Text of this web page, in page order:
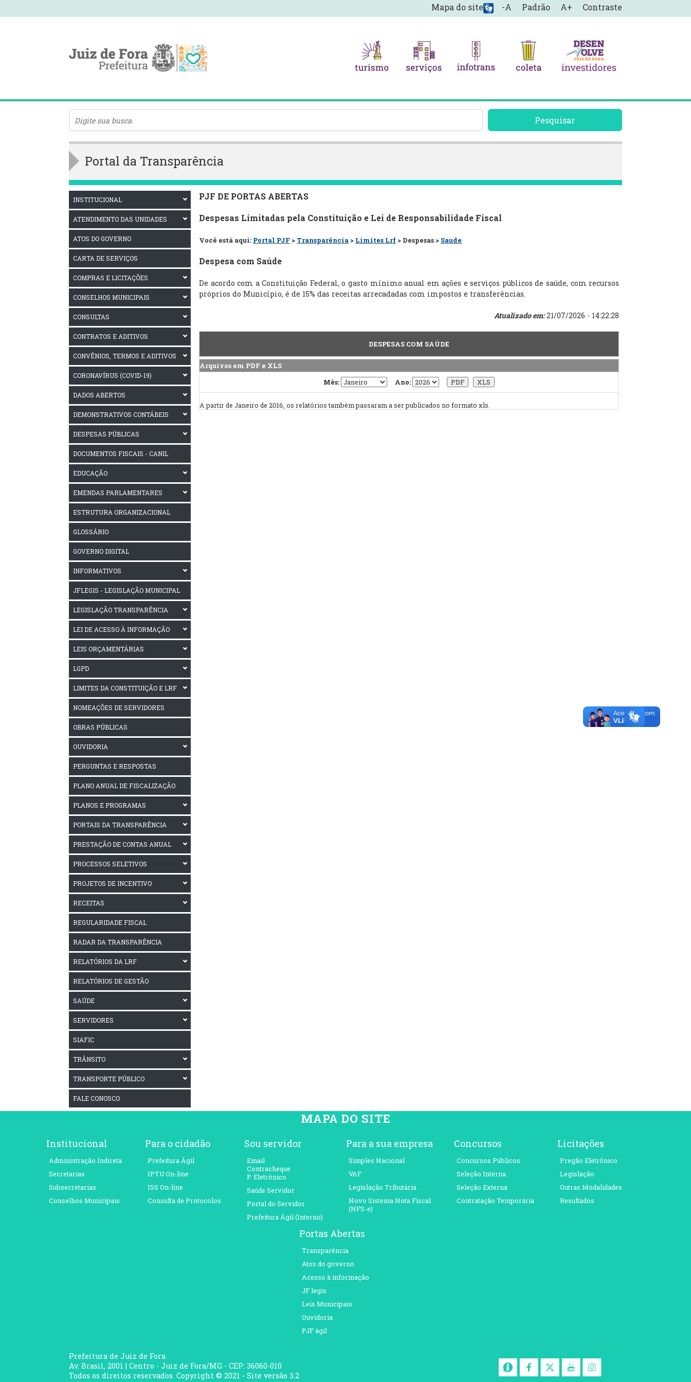
-A Padrão A+ Contraste
Mapa do site
Pesquisar
Portal da Transparência
INSTITUCIONAL
ATENDIMENTO DAS UNIDADES
ATOS DO GOVERNO
CARTA DE SERVIÇOS
COMPRAS E LICITAÇÕES
CONSELHOS MUNICIPAIS
CONSULTAS
CONTRATOS E ADITIVOS
CONVÊNIOS, TERMOS E ADITIVOS
CORONAVÍRUS (COVID-19)
DADOS ABERTOS
DEMONSTRATIVOS CONTÁBEIS
DESPESAS PÚBLICAS
DOCUMENTOS FISCAIS - CANIL
EDUCAÇÃO
EMENDAS PARLAMENTARES
ESTRUTURA ORGANIZACIONAL
GLOSSÁRIO
GOVERNO DIGITAL
INFORMATIVOS
JFLEGIS - LEGISLAÇÃO MUNICIPAL
LEGISLAÇÃO TRANSPARÊNCIA
LEI DE ACESSO À INFORMAÇÃO
LEIS ORÇAMENTÁRIAS
LGPD
LIMITES DA CONSTITUIÇÃO E LRF
NOMEAÇÕES DE SERVIDORES
OBRAS PÚBLICAS
OUVIDORIA
PERGUNTAS E RESPOSTAS
PLANO ANUAL DE FISCALIZAÇÃO
PLANOS E PROGRAMAS
PORTAIS DA TRANSPARÊNCIA
PRESTAÇÃO DE CONTAS ANUAL
PROCESSOS SELETIVOS
PROJETOS DE INCENTIVO
RECEITAS
REGULARIDADE FISCAL
RADAR DA TRANSPARÊNCIA
RELATÓRIOS DA LRF
RELATÓRIOS DE GESTÃO
SAÚDE
SERVIDORES
SIAFIC
TRÂNSITO
TRANSPORTE PÚBLICO
FALE CONOSCO
PJF DE PORTAS ABERTAS
Despesas Limitadas pela Constituição e Lei de Responsabilidade Fiscal
Você está aqui: Portal PJF > Transparência > Limites Lrf > Despesas > Saude
Despesa com Saúde
De acordo com a Constituição Federal, o gasto mínimo anual em ações e serviços públicos de saúde, com recursos
próprios do Município, é de 15% das receitas arrecadadas com impostos e transferências.
Atualizado em:21/07/2026 - 14:22:28
DESPESAS COM SAÚDE
Arquivos em PDF e XLS
Mês:
Ano:
A partir de Janeiro de 2016, os relatórios também passaram a ser publicados no formato xls.
MAPA DO SITE
Institucional
Administração Indireta
Secretarias
Subsecretarias
Conselhos Municipais
Para o cidadão
Prefeitura Ágil
IPTU On-line
ISS On-line
Consulta de Protocolos
Sou servidor
Email
Contracheque
P. Eletrônico
Saúde Servidor
Portal do Servidor
Prefeitura Ágil (Interno)
Para a sua empresa
Simples Nacional
VAF
Legislação Tributária
Novo Sistema Nota Fiscal
(NFS-e)
Concursos
Concursos Públicos
Seleção Interna
Seleção Externa
Contratação Temporária
Licitações
Pregão Eletrônico
Legislação
Outras Modalidades
Resultados
Portas Abertas
Transparência
Atos do governo
Acesso à informação
JF legis
Leis Municipais
Ouvidoria
PJF ágil
Prefeitura de Juiz de Fora
Av. Brasil, 2001 | Centro - Juiz de Fora/MG - CEP: 36060-010
Todos os direitos reservados. Copyright © 2021 - Site versão 3.2